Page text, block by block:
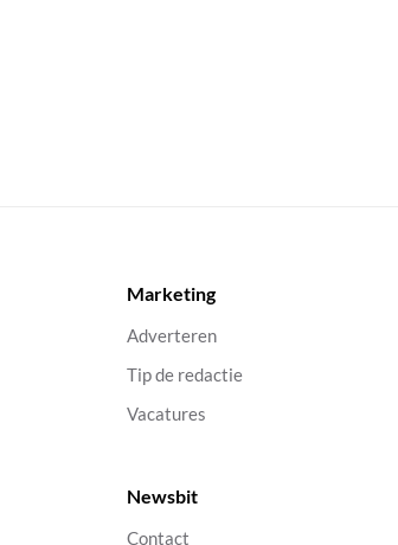
Marketing
Adverteren
Tip de redactie
Vacatures
Newsbit
Contact